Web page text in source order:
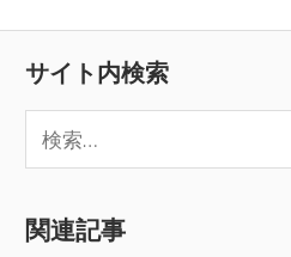
ビ
ゲ
シ
稿:
サイト内検索
索:
関連記事